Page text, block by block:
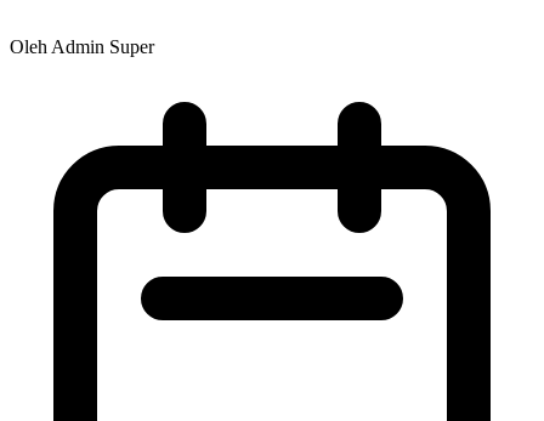
Oleh Admin Super